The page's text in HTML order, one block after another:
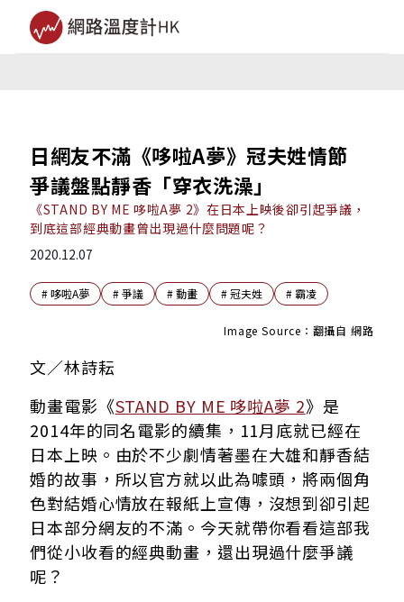
日網友不滿《哆啦A夢》冠夫姓情節
爭議盤點靜香「穿衣洗澡」
《STAND BY ME 哆啦A夢 2》在日本上映後卻引起爭議，
到底這部經典動畫曾出現過什麼問題呢？
2020.12.07
#哆啦A夢 #爭議 #動畫 #冠夫姓 #霸凌
Image Source：翻攝自 網路
文／林詩耘
動畫電影《STAND BY ME 哆啦A夢 2》是
2014年的同名電影的續集，11月底就已經在
日本上映。由於不少劇情著墨在大雄和靜香結
婚的故事，所以官方就以此為噱頭，將兩個角
色對結婚心情放在報紙上宣傳，沒想到卻引起
日本部分網友的不滿。今天就帶你看看這部我
們從小收看的經典動畫，還出現過什麼爭議
呢？